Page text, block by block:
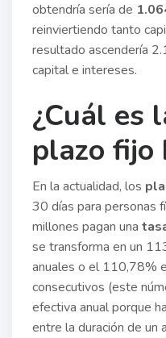
obtendría sería de
reinviertiendo tanto
resultado ascendería
capital e intereses.
¿Cuál es
plazo fijo
En la actualidad, los
30 días para personas
millones pagan una
se transforma en un
anuales o el 110,78%
consecutivos (este
efectiva anual porque
entre la duración de un